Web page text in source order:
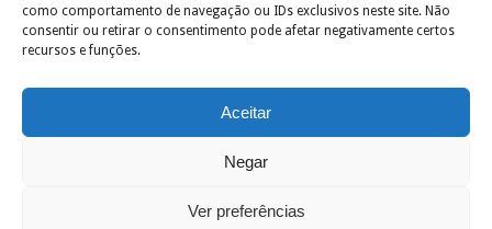
como comportamento de navegação ou IDs exclusivos neste site. Não
consentir ou retirar o consentimento pode afetar negativamente certos
recursos e funções.
Aceitar
Negar
Ver preferências
João de Jesus Junior| Designed by